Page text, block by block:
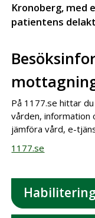
Kronoberg, med
patientens
På 1177.se hittar
vården, information
jämföra vård, e-
1177.se